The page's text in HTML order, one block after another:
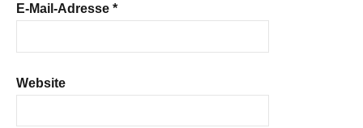
E-Mail-Adresse *
Website